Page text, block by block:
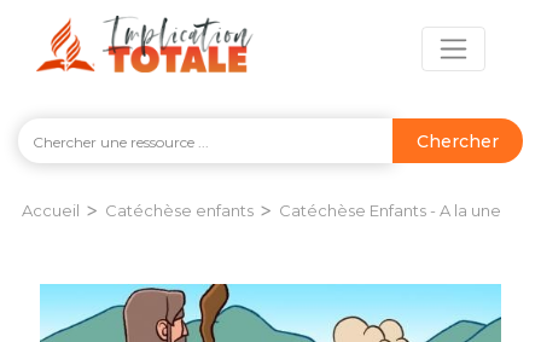
Chercher
Accueil > Catéchèse enfants > Catéchèse Enfants - A la une